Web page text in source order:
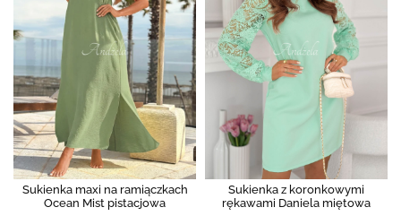
Sukienka maxi na ramiączkach
Ocean Mist pistacjowa
Sukienka z koronkowymi
rękawami Daniela miętowa